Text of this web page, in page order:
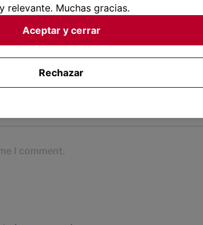
I comment.
relevante. Muchas gracias.
Aceptar y cerrar
Rechazar